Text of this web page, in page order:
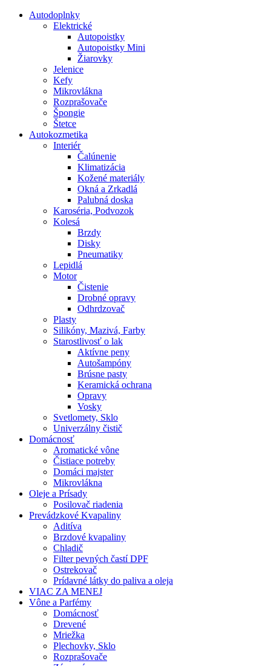
Autodoplnky
Elektrické
Autopoistky
Autopoistky Mini
Žiarovky
Jelenice
Kefy
Mikrovlákna
Rozprašovače
Špongie
Štetce
Autokozmetika
Interiér
Čalúnenie
Klimatizácia
Kožené materiály
Okná a Zrkadlá
Palubná doska
Karoséria, Podvozok
Kolesá
Brzdy
Disky
Pneumatiky
Lepidlá
Motor
Čistenie
Drobné opravy
Odhrdzovač
Plasty
Silikóny, Mazivá, Farby
Starostlivosť o lak
Aktívne peny
Autošampóny
Brúsne pasty
Keramická ochrana
Opravy
Vosky
Svetlomety, Sklo
Univerzálny čistič
Domácnosť
Aromatické vône
Čistiace potreby
Domáci majster
Mikrovlákna
Oleje a Prísady
Posilovač riadenia
Prevádzkové Kvapaliny
Aditíva
Brzdové kvapaliny
Chladič
Filter pevných častí DPF
Ostrekovač
Prídavné látky do paliva a oleja
VIAC ZA MENEJ
Vône a Parfémy
Domácnosť
Drevené
Mriežka
Plechovky, Sklo
Rozprašovače